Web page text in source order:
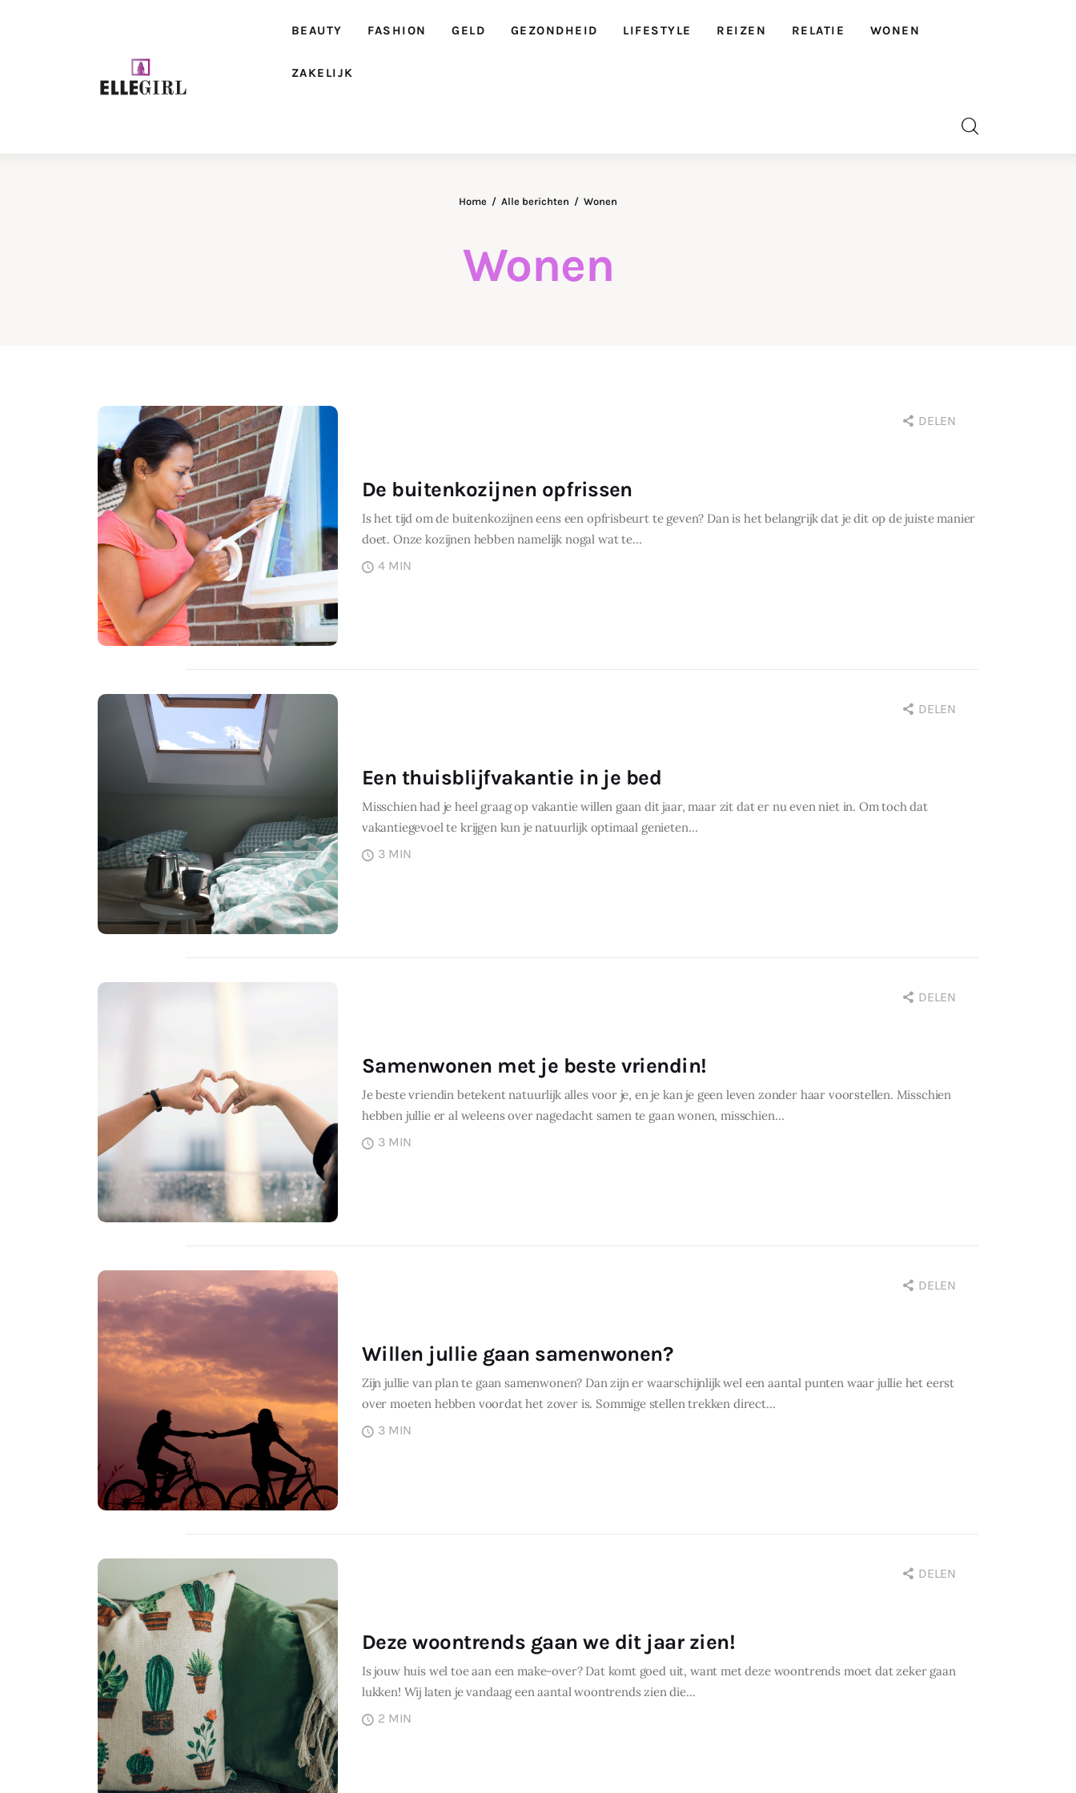
BEAUTY FASHION GELD GEZONDHEID LIFESTYLE REIZEN RELATIE WONEN
ZAKELIJK
Wonen
Home Alle berichten Wonen
De buitenkozijnen opfrissen
Is het tijd om de buitenkozijnen eens een opfrisbeurt te geven? Dan is het belangrijk dat je dit op de juiste manier
doet. Onze kozijnen hebben namelijk nogal wat te…
DELEN
4 MIN
Een thuisblijfvakantie in je bed
Misschien had je heel graag op vakantie willen gaan dit jaar, maar zit dat er nu even niet in. Om toch dat
vakantiegevoel te krijgen kun je natuurlijk optimaal genieten…
DELEN
3 MIN
Samenwonen met je beste vriendin!
Je beste vriendin betekent natuurlijk alles voor je, en je kan je geen leven zonder haar voorstellen. Misschien
hebben jullie er al weleens over nagedacht samen te gaan wonen, misschien…
DELEN
3 MIN
Willen jullie gaan samenwonen?
Zijn jullie van plan te gaan samenwonen? Dan zijn er waarschijnlijk wel een aantal punten waar jullie het eerst
over moeten hebben voordat het zover is. Sommige stellen trekken direct…
DELEN
3 MIN
Deze woontrends gaan we dit jaar zien!
Is jouw huis wel toe aan een make-over? Dat komt goed uit, want met deze woontrends moet dat zeker gaan
lukken! Wij laten je vandaag een aantal woontrends zien die…
DELEN
2 MIN